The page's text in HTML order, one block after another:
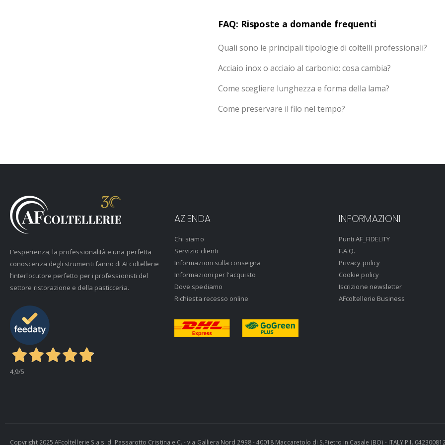
FAQ: Risposte a domande frequenti
Quali sono le principali tipologie di coltelli professionali?
Acciaio inox o acciaio al carbonio: cosa cambia?
Come scegliere lunghezza e forma della lama?
Come preservare il filo nel tempo?
L’esperienza, la professionalità e una perfetta
conoscenza degli strumenti fanno di AFcoltellerie
l’interlocutore perfetto per i professionisti del
settore ristorazione e della pasticceria.
4,9/5
AZIENDA
Chi siamo
Servizio clienti
Informazioni sulla consegna
Informazioni per l'acquisto
Dove spediamo
Richiesta recesso online
INFORMAZIONI
Punti AF_FIDELITY
F.A.Q.
Privacy policy
Cookie policy
Iscrizione newsletter
AFcoltellerie Business
Copyright 2025 AFcoltellerie S.a.s. di Passarotto Cristina e C. - via Galliera Nord 2998 - 40018 Maccaretolo di S.Pietro in Casale (BO) - ITALY P.I.